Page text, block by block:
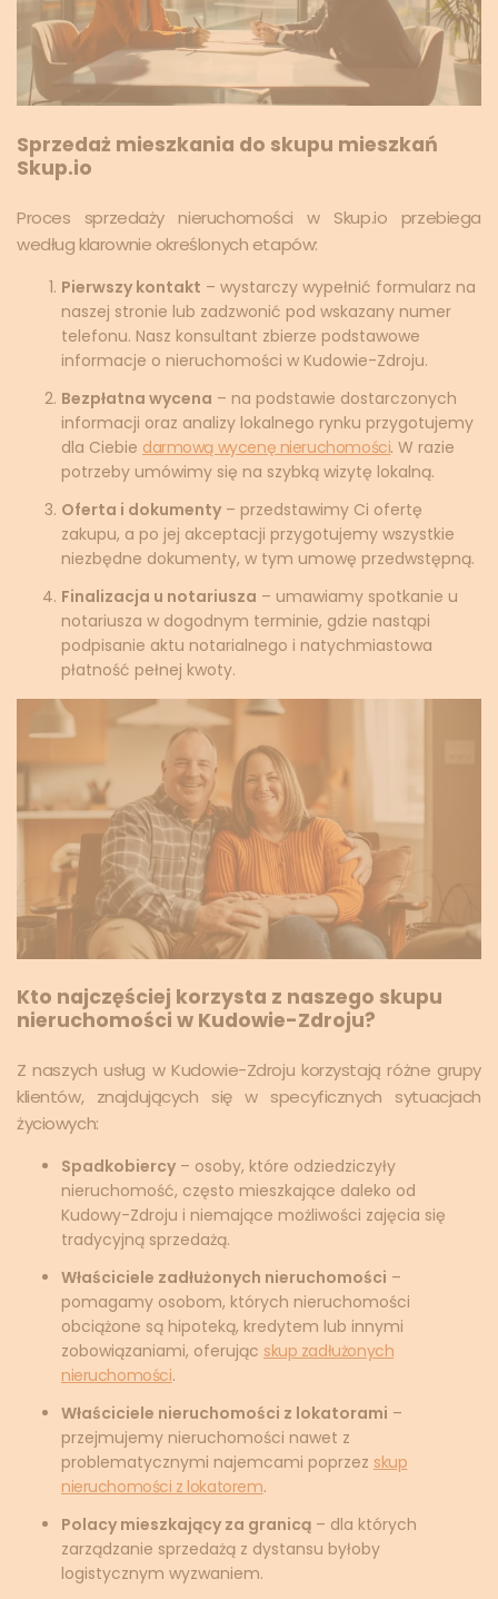
Sprzedaż mieszkania do skupu mieszkań
Skup.io
Proces sprzedaży nieruchomości w Skup.io przebiega
według klarownie określonych etapów:
Pierwszy kontakt – wystarczy wypełnić formularz na
naszej stronie lub zadzwonić pod wskazany numer
telefonu. Nasz konsultant zbierze podstawowe
informacje o nieruchomości w Kudowie-Zdroju.
Bezpłatna wycena – na podstawie dostarczonych
informacji oraz analizy lokalnego rynku przygotujemy
dla Ciebie darmową wycenę nieruchomości. W razie
potrzeby umówimy się na szybką wizytę lokalną.
Oferta i dokumenty – przedstawimy Ci ofertę
zakupu, a po jej akceptacji przygotujemy wszystkie
niezbędne dokumenty, w tym umowę przedwstępną.
Finalizacja u notariusza – umawiamy spotkanie u
notariusza w dogodnym terminie, gdzie nastąpi
podpisanie aktu notarialnego i natychmiastowa
płatność pełnej kwoty.
Kto najczęściej korzysta z naszego skupu
nieruchomości w Kudowie-Zdroju?
Z naszych usług w Kudowie-Zdroju korzystają różne grupy
klientów, znajdujących się w specyficznych sytuacjach
życiowych:
Spadkobiercy – osoby, które odziedziczyły
nieruchomość, często mieszkające daleko od
Kudowy-Zdroju i niemające możliwości zajęcia się
tradycyjną sprzedażą.
Właściciele zadłużonych nieruchomości –
pomagamy osobom, których nieruchomości
obciążone są hipoteką, kredytem lub innymi
zobowiązaniami, oferując skup zadłużonych
nieruchomości.
Właściciele nieruchomości z lokatorami –
przejmujemy nieruchomości nawet z
problematycznymi najemcami poprzez skup
nieruchomości z lokatorem.
Polacy mieszkający za granicą – dla których
zarządzanie sprzedażą z dystansu byłoby
logistycznym wyzwaniem.